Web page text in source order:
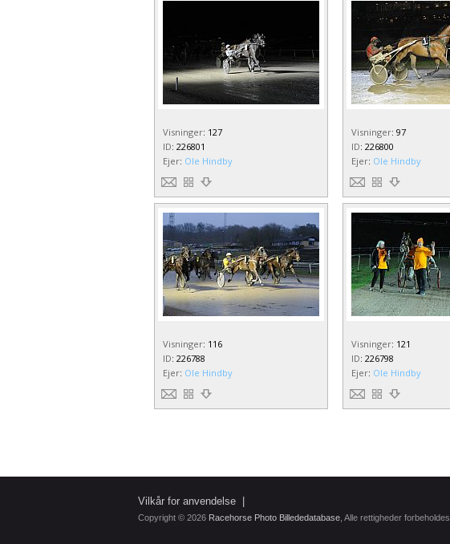
Visninger: 127
ID: 226801
Ejer: Ole Hindby
Visninger: 97
ID: 226800
Ejer: Ole Hindby
Visninger: 116
ID: 226788
Ejer: Ole Hindby
Visninger: 121
ID: 226798
Ejer: Ole Hindby
Vilkår for anvendelse
Copyright © 2026 Racehorse Photo Billededatabase , Alle rettigheder forbeholdes.